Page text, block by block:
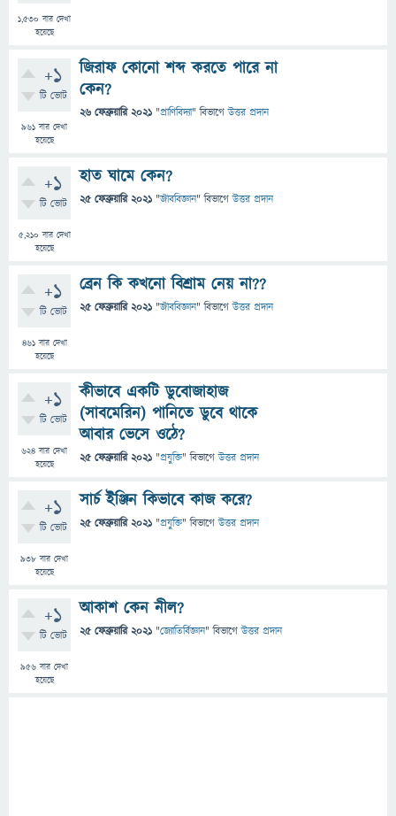
1,530 বার দেখা
হয়েছে
+1
টি ভোট
961 বার দেখা
হয়েছে
জিরাফ কোনো শব্দ করতে পারে না
কেন?
26 ফেব্রুয়ারি 2021 "প্রাণিবিদ্যা" বিভাগে উত্তর প্রদান
+1
টি ভোট
5,210 বার দেখা
হয়েছে
হাত ঘামে কেন?
25 ফেব্রুয়ারি 2021 "জীববিজ্ঞান" বিভাগে উত্তর প্রদান
+1
টি ভোট
461বার দেখা
হয়েছে
ব্রেন কি কখনো বিশ্রাম নেয় না??
25 ফেব্রুয়ারি 2021 "জীববিজ্ঞান" বিভাগে উত্তর প্রদান
+1
টি ভোট
624 বার দেখা
হয়েছে
কীভাবে একটি ডুবোজাহাজ
(সাবমেরিন) পানিতে ডুবে থাকে
আবার ভেসে ওঠে?
25 ফেব্রুয়ারি 2021 "প্রযুক্তি" বিভাগে উত্তর প্রদান
+1
টি ভোট
938 বার দেখা
হয়েছে
সার্চ ইঞ্জিন কিভাবে কাজ করে?
25 ফেব্রুয়ারি 2021 "প্রযুক্তি" বিভাগে উত্তর প্রদান
+1
টি ভোট
956 বার দেখা
হয়েছে
আকাশ কেন নীল?
25 ফেব্রুয়ারি 2021 "জ্যোতির্বিজ্ঞান" বিভাগে উত্তর প্রদান